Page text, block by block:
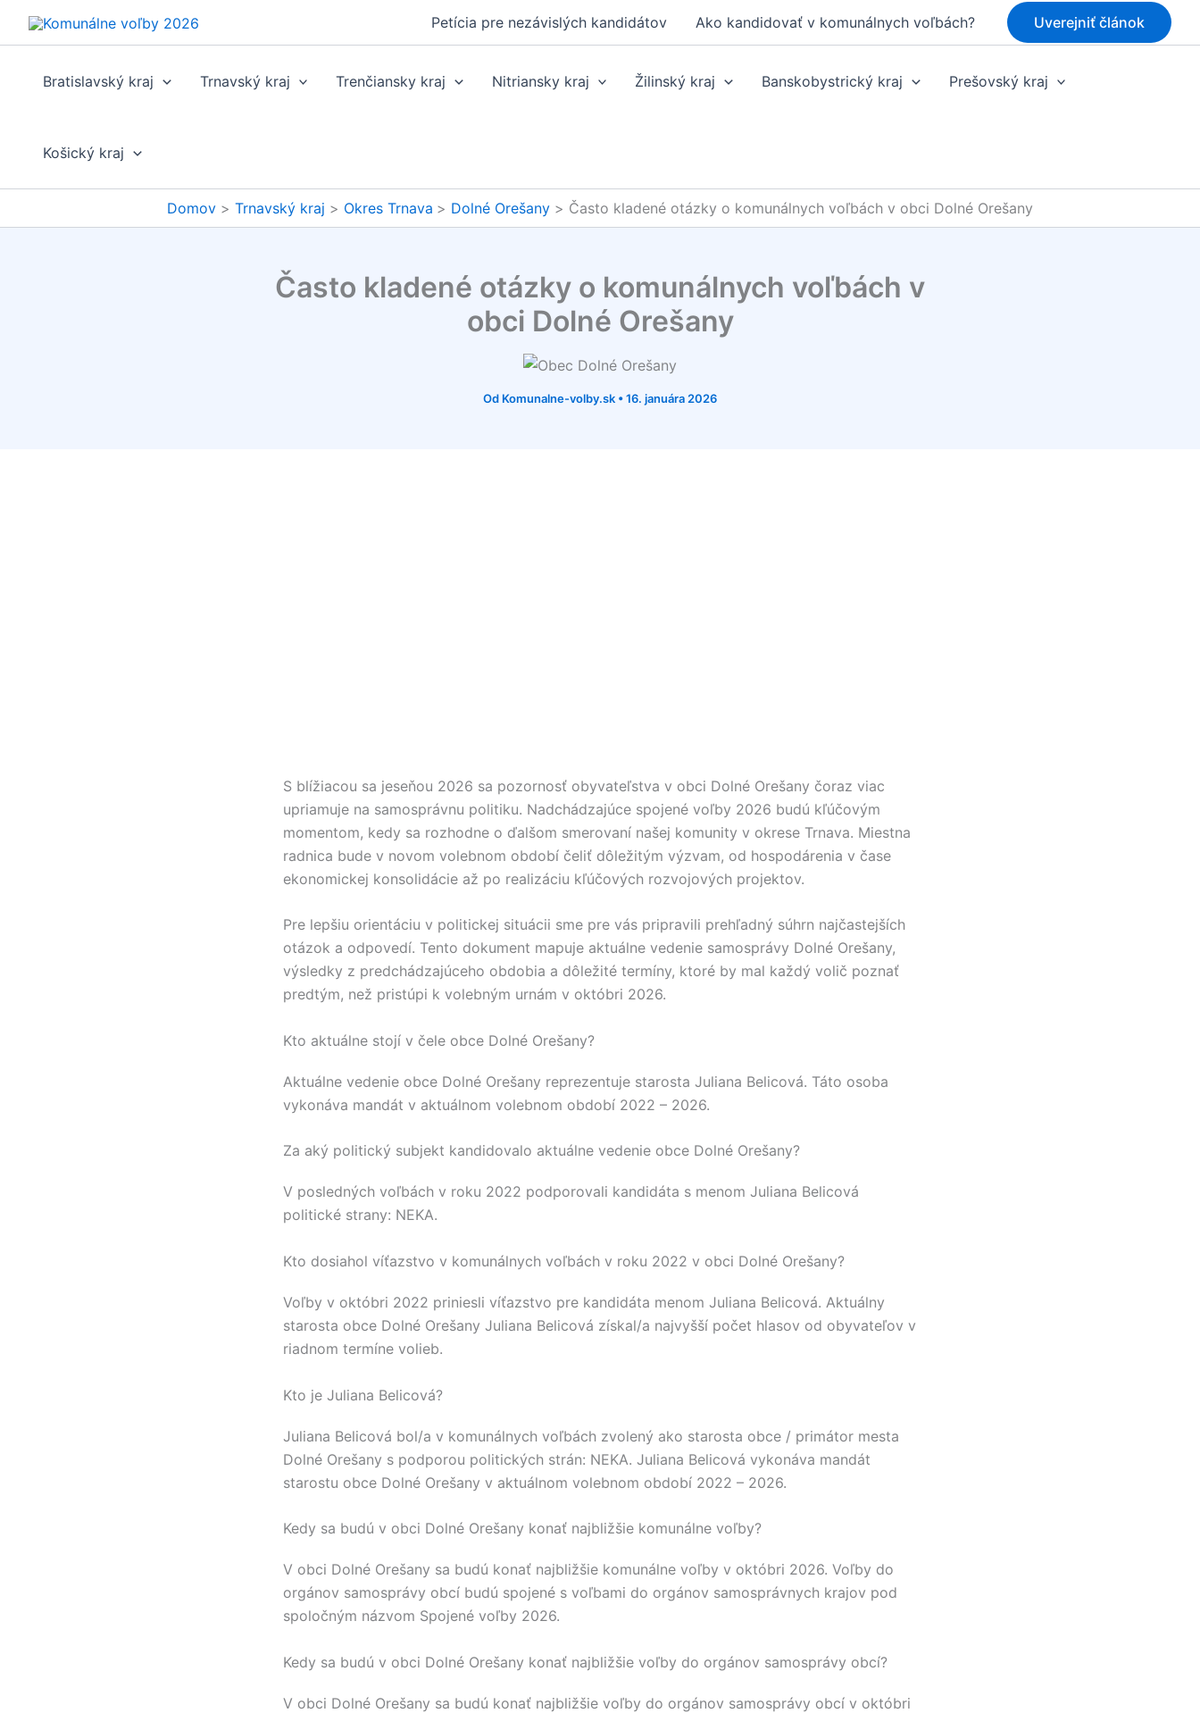
Petícia pre nezávislých kandidátov Ako kandidovať v komunálnych voľbách? Uverejniť článok
Bratislavský kraj Trnavský kraj Trenčiansky kraj Nitriansky kraj Žilinský kraj Banskobystrický kraj Prešovský kraj
Košický kraj
Domov Trnavský kraj Okres Trnava Dolné Orešany Často kladené otázky o komunálnych voľbách v obci Dolné Orešany
Často kladené otázky o komunálnych voľbách v
obci Dolné Orešany
Od Komunalne-volby.sk •16. januára 2026
S blížiacou sa jeseňou 2026 sa pozornosť obyvateľstva v obci Dolné Orešany čoraz viac
upriamuje na samosprávnu politiku. Nadchádzajúce spojené voľby 2026 budú kľúčovým
momentom, kedy sa rozhodne o ďalšom smerovaní našej komunity v okrese Trnava. Miestna
radnica bude v novom volebnom období čeliť dôležitým výzvam, od hospodárenia v čase
ekonomickej konsolidácie až po realizáciu kľúčových rozvojových projektov.
Pre lepšiu orientáciu v politickej situácii sme pre vás pripravili prehľadný súhrn najčastejších
otázok a odpovedí. Tento dokument mapuje aktuálne vedenie samosprávy Dolné Orešany,
výsledky z predchádzajúceho obdobia a dôležité termíny, ktoré by mal každý volič poznať
predtým, než pristúpi k volebným urnám v októbri 2026.
Kto aktuálne stojí v čele obce Dolné Orešany?
Aktuálne vedenie obce Dolné Orešany reprezentuje starosta Juliana Belicová. Táto osoba
vykonáva mandát v aktuálnom volebnom období 2022 – 2026.
Za aký politický subjekt kandidovalo aktuálne vedenie obce Dolné Orešany?
V posledných voľbách v roku 2022 podporovali kandidáta s menom Juliana Belicová
politické strany: NEKA.
Kto dosiahol víťazstvo v komunálnych voľbách v roku 2022 v obci Dolné Orešany?
Voľby v októbri 2022 priniesli víťazstvo pre kandidáta menom Juliana Belicová. Aktuálny
starosta obce Dolné Orešany Juliana Belicová získal/a najvyšší počet hlasov od obyvateľov v
riadnom termíne volieb.
Kto je Juliana Belicová?
Juliana Belicová bol/a v komunálnych voľbách zvolený ako starosta obce / primátor mesta
Dolné Orešany s podporou politických strán: NEKA. Juliana Belicová vykonáva mandát
starostu obce Dolné Orešany v aktuálnom volebnom období 2022 – 2026.
Kedy sa budú v obci Dolné Orešany konať najbližšie komunálne voľby?
V obci Dolné Orešany sa budú konať najbližšie komunálne voľby v októbri 2026. Voľby do
orgánov samosprávy obcí budú spojené s voľbami do orgánov samosprávnych krajov pod
spoločným názvom Spojené voľby 2026.
Kedy sa budú v obci Dolné Orešany konať najbližšie voľby do orgánov samosprávy obcí?
V obci Dolné Orešany sa budú konať najbližšie voľby do orgánov samosprávy obcí v októbri